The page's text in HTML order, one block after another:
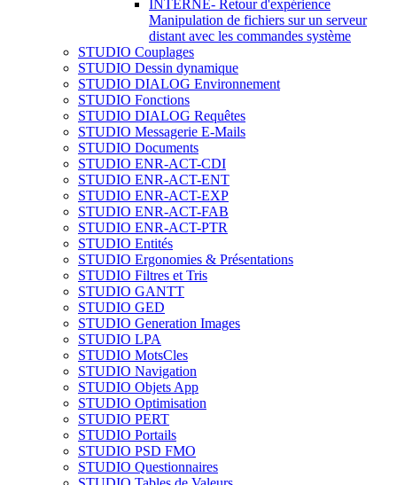
INTERNE- Retour d'expérience
Manipulation de fichiers sur un serveur
distant avec les commandes système
STUDIO Couplages
STUDIO Dessin dynamique
STUDIO DIALOG Environnement
STUDIO Fonctions
STUDIO DIALOG Requêtes
STUDIO Messagerie E-Mails
STUDIO Documents
STUDIO ENR-ACT-CDI
STUDIO ENR-ACT-ENT
STUDIO ENR-ACT-EXP
STUDIO ENR-ACT-FAB
STUDIO ENR-ACT-PTR
STUDIO Entités
STUDIO Ergonomies & Présentations
STUDIO Filtres et Tris
STUDIO GANTT
STUDIO GED
STUDIO Generation Images
STUDIO LPA
STUDIO MotsCles
STUDIO Navigation
STUDIO Objets App
STUDIO Optimisation
STUDIO PERT
STUDIO Portails
STUDIO PSD FMO
STUDIO Questionnaires